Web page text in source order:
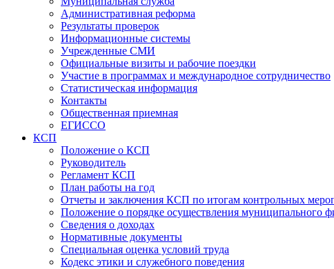
Административная реформа
Результаты проверок
Информационные системы
Учрежденные СМИ
Официальные визиты и рабочие поездки
Участие в программах и международное сотрудничество
Статистическая информация
Контакты
Общественная приемная
ЕГИССО
КСП
Положение о КСП
Руководитель
Регламент КСП
План работы на год
Отчеты и заключения КСП по итогам контрольных
Положение о порядке осуществления муниципального
Сведения о доходах
Нормативные документы
Специальная оценка условий труда
Кодекс этики и служебного поведения